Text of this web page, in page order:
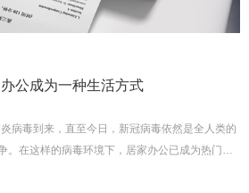
公成为一种生活方式
病毒到来，直至今日，新冠病毒依然是全人类的
。在这样的病毒环境下，居家办公已成为热门